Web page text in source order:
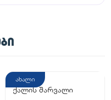
ახალი
ქალის შარვალი